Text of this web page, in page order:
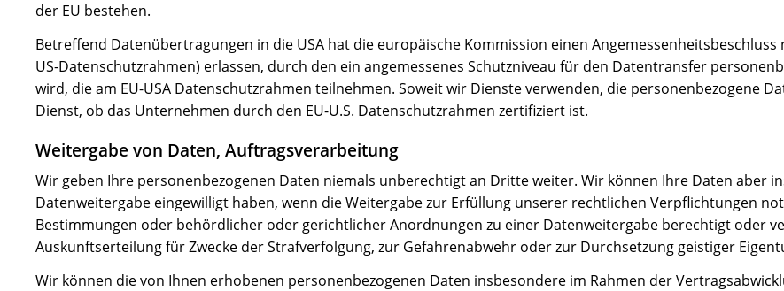
der EU bestehen.
Betreffend Datenübertragungen in die USA hat die europäische Kommission einen Angemessenheitsbeschluss
US-Datenschutzrahmen) erlassen, durch den ein angemessenes Schutzniveau für den Datentransfer
wird, die am EU-USA Datenschutzrahmen teilnehmen. Soweit wir Dienste verwenden, die personenbezogene
Dienst, ob das Unternehmen durch den EU-U.S. Datenschutzrahmen zertifiziert ist.
Weitergabe von Daten, Auftragsverarbeitung
Wir geben Ihre personenbezogenen Daten niemals unberechtigt an Dritte weiter. Wir können Ihre Daten aber
Datenweitergabe eingewilligt haben, wenn die Weitergabe zur Erfüllung unserer rechtlichen Verpflichtungen
Bestimmungen oder behördlicher oder gerichtlicher Anordnungen zu einer Datenweitergabe berechtigt oder
Auskunftserteilung für Zwecke der Strafverfolgung, zur Gefahrenabwehr oder zur Durchsetzung geistiger
Wir können die von Ihnen erhobenen personenbezogenen Daten insbesondere im Rahmen der